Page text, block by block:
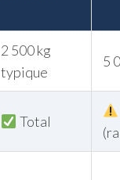
2 500 kg
typique
5
Total